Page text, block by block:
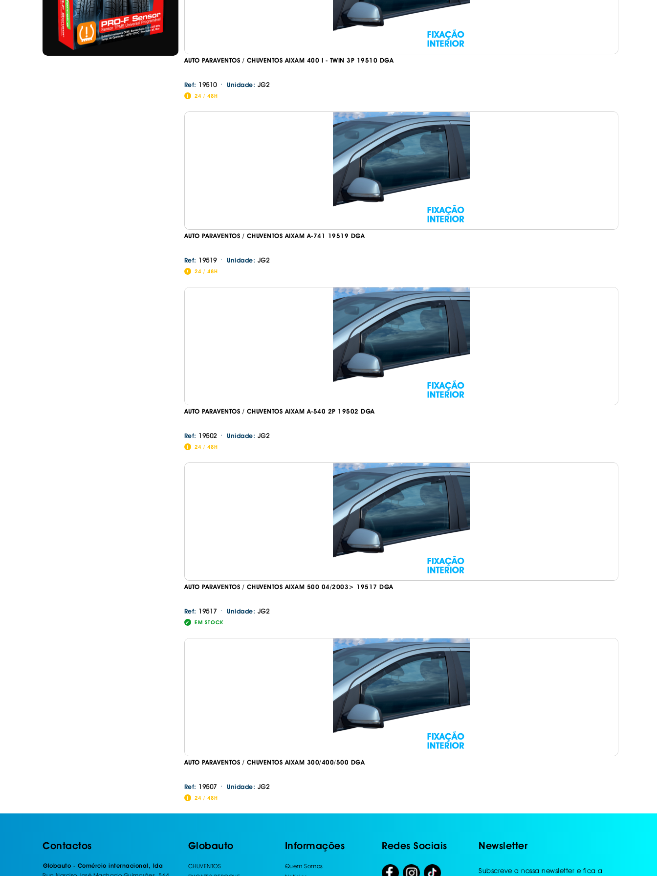
AUTO PARAVENTOS / CHUVENTOS AIXAM 400 I - TWIN 3P 19510 DGA
Ref: 19510 · Unidade: JG2
24 / 48H
AUTO PARAVENTOS / CHUVENTOS AIXAM A-741 19519 DGA
Ref: 19519 · Unidade: JG2
24 / 48H
AUTO PARAVENTOS / CHUVENTOS AIXAM A-540 2P 19502 DGA
Ref: 19502 · Unidade: JG2
24 / 48H
AUTO PARAVENTOS / CHUVENTOS AIXAM 500 04/2003> 19517 DGA
Ref: 19517 · Unidade: JG2
EM STOCK
AUTO PARAVENTOS / CHUVENTOS AIXAM 300/400/500 DGA
Ref: 19507 · Unidade: JG2
24 / 48H
Ir para o carrinho
Contactos
Globauto - Comércio internacional, lda
Globauto
CHUVENTOS
Informações
Quem Somos
Redes Sociais Newsletter
Subscreve a nossa newsletter e fica a